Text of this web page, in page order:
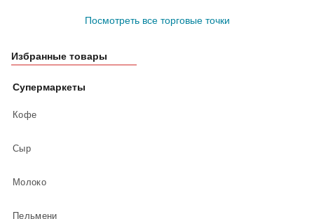
Посмотреть все торговые точки
Избранные товары
Супермаркеты
Кофе
Сыр
Молоко
Пельмени